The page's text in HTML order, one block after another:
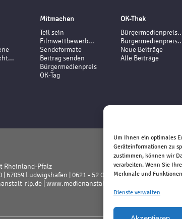
Um Ihnen ein optimales
Geräteinformationen zu
zustimmen, können wir
verarbeiten. Wenn Sie
Merkmale und
Dienste verwalten
Mitmachen
Teil sein
Filmwettbewerb...
Sendeformate
Beitrag senden
Bürgermedienpreis
OK-Tag
OK-Thek
Neue Beiträge
Alle Beiträge
Rheinland-Pfalz
| 67059 Ludwigshafen | 0621 - 52 02 - 0
rlp.de | www.medienanstalt-rlp.de